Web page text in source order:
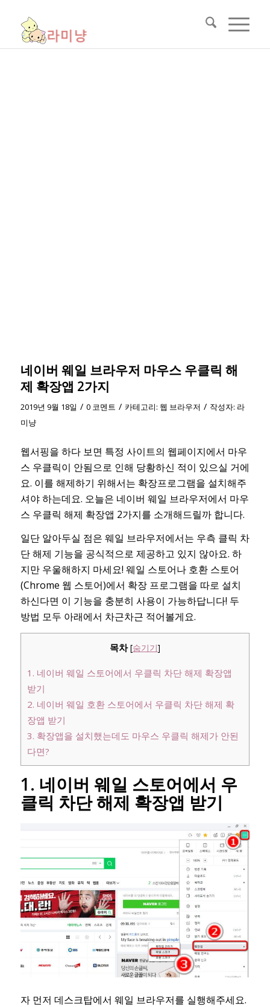
네이버 웨일 브라우저 마우스 우클릭 해
제 확장앱 2가지
2019년 9월 18일 / 0 코멘트 / 카테고리: 웹 브라우저 / 작성자: 라
미냥
웹서핑을 하다 보면 특정 사이트의 웹페이지에서 마우
스 우클릭이 안됨으로 인해 당황하신 적이 있으실 거에
요. 이를 해제하기 위해서는 확장프로그램을 설치해주
셔야 하는데요. 오늘은 네이버 웨일 브라우저에서 마우
스 우클릭 해제 확장앱 2가지를 소개해드릴까 합니다.
일단 알아두실 점은 웨일 브라우저에서는 우측 클릭 차
단 해제 기능을 공식적으로 제공하고 있지 않아요. 하
지만 우울해하지 마세요! 웨일 스토어나 호환 스토어
(Chrome 웹 스토어)에서 확장 프로그램을 따로 설치
하신다면 이 기능을 충분히 사용이 가능하답니다! 두
방법 모두 아래에서 차근차근 적어볼게요.
목차 [숨기기]
1. 네이버 웨일 스토어에서 우클릭 차단 해제 확장앱
받기
2. 네이버 웨일 호환 스토어에서 우클릭 차단 해제 확
장앱 받기
3. 확장앱을 설치했는데도 마우스 우클릭 해제가 안된
다면?
1. 네이버 웨일 스토어에서 우
클릭 차단 해제 확장앱 받기
자 먼저 데스크탑에서 웨일 브라우저를 실행해주세요.